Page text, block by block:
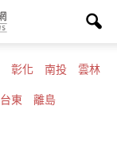
彰化 南投 雲林
台東 離島